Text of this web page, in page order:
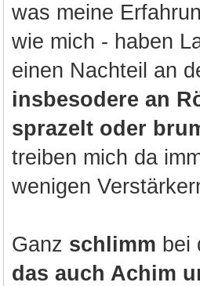
was meine
wie mich - haben
einen Nachteil an
insbesodere an
sprazelt oder
treiben mich da
wenigen
Ganz schlimm bei
das auch Achim